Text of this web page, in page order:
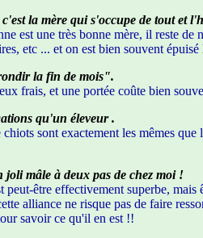
la mère qui s'occupe de tout et
est une très bonne mère, il reste
etc ... et on est bien souvent
la fin de mois".
frais, et une portée coûte bien
qu'un éleveur .
sont exactement les mêmes
mâle à deux pas de chez moi !
être effectivement superbe,
alliance ne risque pas de faire
savoir ce qu'il en est !!